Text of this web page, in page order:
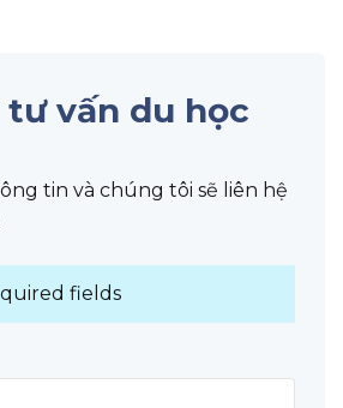
vấn du học
tin và chúng tôi sẽ liên hệ
fields